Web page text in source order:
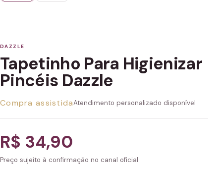
DAZZLE
Tapetinho Para Higienizar
Pincéis Dazzle
Compra assistidaAtendimento personalizado disponível
R$ 34,90
Preço sujeito à confirmação no canal oficial